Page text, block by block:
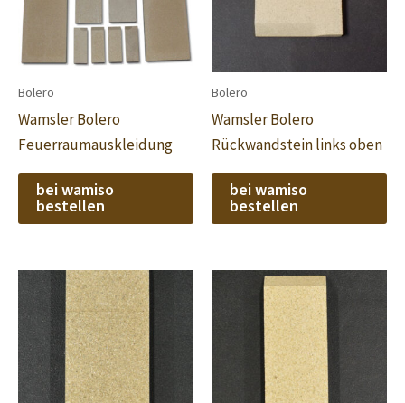
Bolero
Wamsler Bolero
Feuerraumauskleidung
bei wamiso
bestellen
Bolero
Wamsler Bolero
Rückwandstein links oben
bei wamiso
bestellen